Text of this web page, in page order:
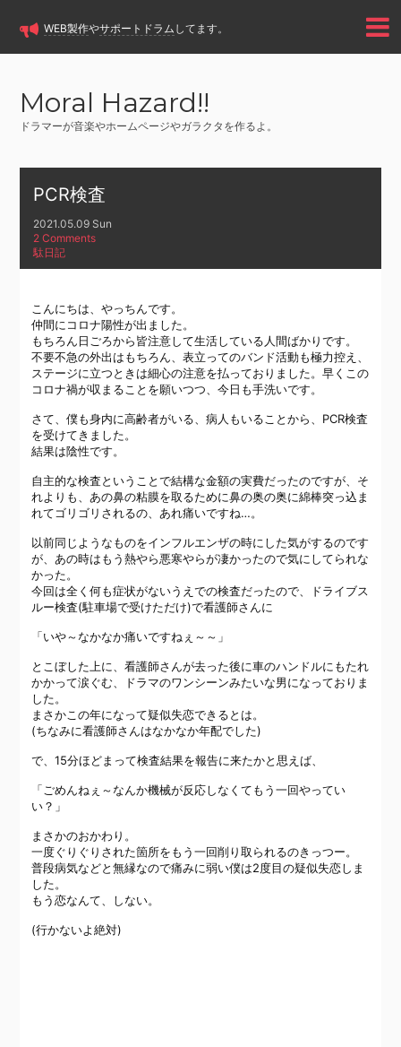
WEB製作やサポートドラム してます。
Moral Hazard!!
ドラマーが音楽やホームページやガラクタを作るよ。
PCR検査
2021.05.09 Sun
2 Comments
駄日記
こんにちは、やっちんです。
仲間にコロナ陽性が出ました。
もちろん日ごろから皆注意して生活している人間ばかりです。
不要不急の外出はもちろん、表立ってのバンド活動も極力控え、
ステージに立つときは細心の注意を払っておりました。早くこの
コロナ禍が収まることを願いつつ、今日も手洗いです。
さて、僕も身内に高齢者がいる、病人もいることから、PCR検査
を受けてきました。
結果は陰性です。
自主的な検査ということで結構な金額の実費だったのですが、そ
れよりも、あの鼻の粘膜を取るために鼻の奥の奥に綿棒突っ込ま
れてゴリゴリされるの、あれ痛いですね…。
以前同じようなものをインフルエンザの時にした気がするのです
が、あの時はもう熱やら悪寒やらが凄かったので気にしてられな
かった。
今回は全く何も症状がないうえでの検査だったので、ドライブス
ルー検査(駐車場で受けただけ)で看護師さんに
「いや～なかなか痛いですねぇ～～」
とこぼした上に、看護師さんが去った後に車のハンドルにもたれ
かかって涙ぐむ、ドラマのワンシーンみたいな男になっておりま
した。
まさかこの年になって疑似失恋できるとは。
(ちなみに看護師さんはなかなか年配でした)
で、15分ほどまって検査結果を報告に来たかと思えば、
「ごめんねぇ～なんか機械が反応しなくてもう一回やってい
い？」
まさかのおかわり。
一度ぐりぐりされた箇所をもう一回削り取られるのきっつー。
普段病気などと無縁なので痛みに弱い僕は2度目の疑似失恋しま
した。
もう恋なんて、しない。
(行かないよ絶対)